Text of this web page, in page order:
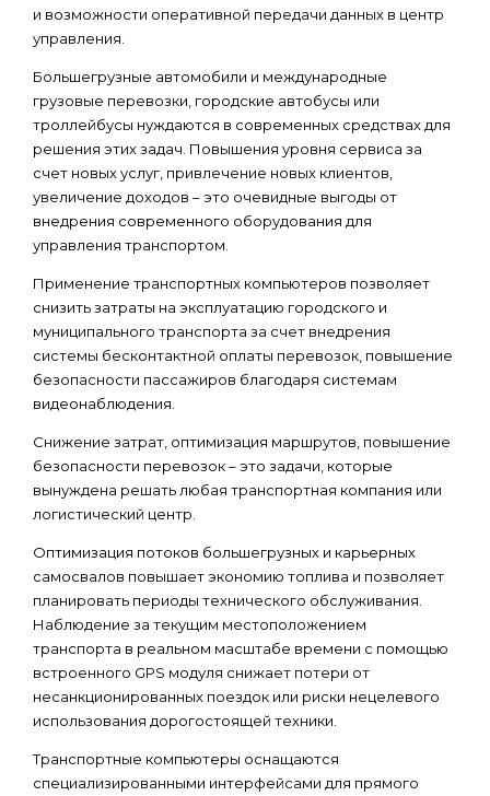
и возможности оперативной передачи данных в центр
управления.
Большегрузные автомобили и международные
грузовые перевозки, городские автобусы или
троллейбусы нуждаются в современных средствах для
решения этих задач. Повышения уровня сервиса за
счет новых услуг, привлечение новых клиентов,
увеличение доходов – это очевидные выгоды от
внедрения современного оборудования для
управления транспортом.
Применение транспортных компьютеров позволяет
снизить затраты на эксплуатацию городского и
муниципального транспорта за счет внедрения
системы бесконтактной оплаты перевозок, повышение
безопасности пассажиров благодаря системам
видеонаблюдения.
Снижение затрат, оптимизация маршрутов, повышение
безопасности перевозок – это задачи, которые
вынуждена решать любая транспортная компания или
логистический центр.
Оптимизация потоков большегрузных и карьерных
самосвалов повышает экономию топлива и позволяет
планировать периоды технического обслуживания.
Наблюдение за текущим местоположением
транспорта в реальном масштабе времени с помощью
встроенного GPS модуля снижает потери от
несанкционированных поездок или риски нецелевого
использования дорогостоящей техники.
Транспортные компьютеры оснащаются
специализированными интерфейсами для прямого